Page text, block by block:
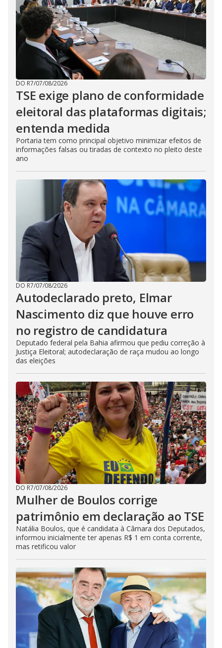
DO R7/07/08/2026
TSE exige plano de conformidade
eleitoral das plataformas digitais;
entenda medida
Portaria tem como principal objetivo minimizar efeitos de
informações falsas ou tiradas de contexto no pleito deste
ano
DO R7/07/08/2026
Autodeclarado preto, Elmar
Nascimento diz que houve erro
no registro de candidatura
Deputado federal pela Bahia afirmou que pediu correção à
Justiça Eleitoral; autodeclaração de raça mudou ao longo
das eleições
DO R7/07/08/2026
Mulher de Boulos corrige
patrimônio em declaração ao TSE
Natália Boulos, que é candidata à Câmara dos Deputados,
informou inicialmente ter apenas R$ 1 em conta corrente,
mas retificou valor